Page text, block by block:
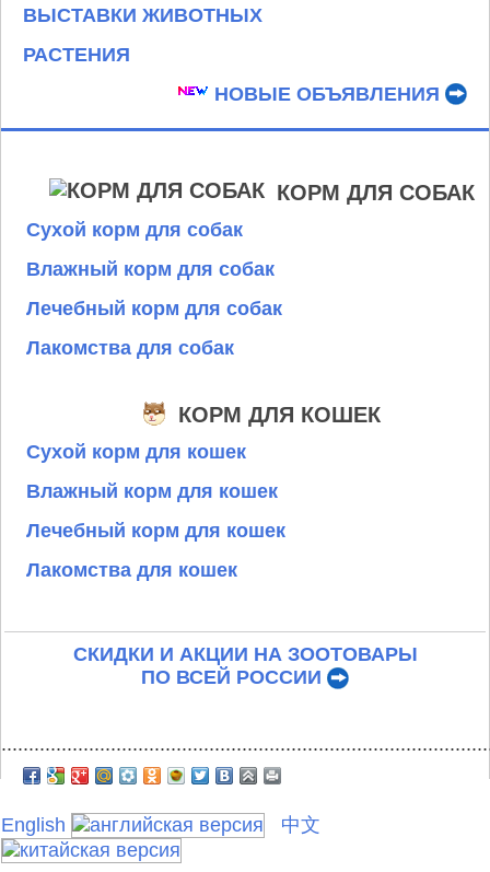
ВЫСТАВКИ ЖИВОТНЫХ
РАСТЕНИЯ
НОВЫЕ ОБЪЯВЛЕНИЯ
КОРМ ДЛЯ СОБАК
Сухой корм для собак
Влажный корм для собак
Лечебный корм для собак
Лакомства для собак
КОРМ ДЛЯ КОШЕК
Сухой корм для кошек
Влажный корм для кошек
Лечебный корм для кошек
Лакомства для кошек
СКИДКИ И АКЦИИ НА ЗООТОВАРЫ
ПО ВСЕЙ РОССИИ
English 中文